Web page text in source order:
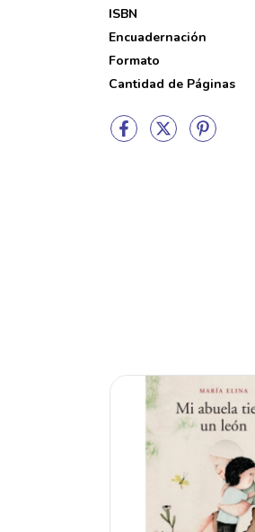
ISBN
Encuadernación
Formato
Cantidad de Páginas